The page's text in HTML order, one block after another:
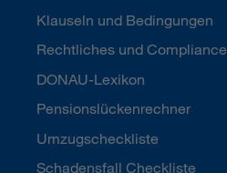
Klauseln und Bedingungen
Rechtliches und Compliance
DONAU-Lexikon
Pensionslückenrechner
Umzugscheckliste
Schadensfall Checkliste